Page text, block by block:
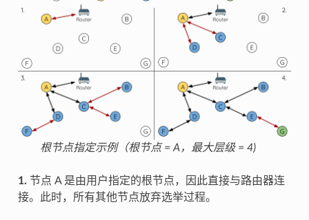
根节点指定示例（根节点 = A，最大层级 = 4)
1. 节点 A 是由用户指定的根节点，因此直接与路由器连
接。此时，所有其他节点放弃选举过程。